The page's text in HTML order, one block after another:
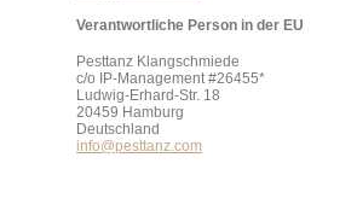
Verantwortliche Person in der EU
Pesttanz Klangschmiede
c/o IP-Management #26455*
Ludwig-Erhard-Str. 18
20459 Hamburg
Deutschland
info@pesttanz.com